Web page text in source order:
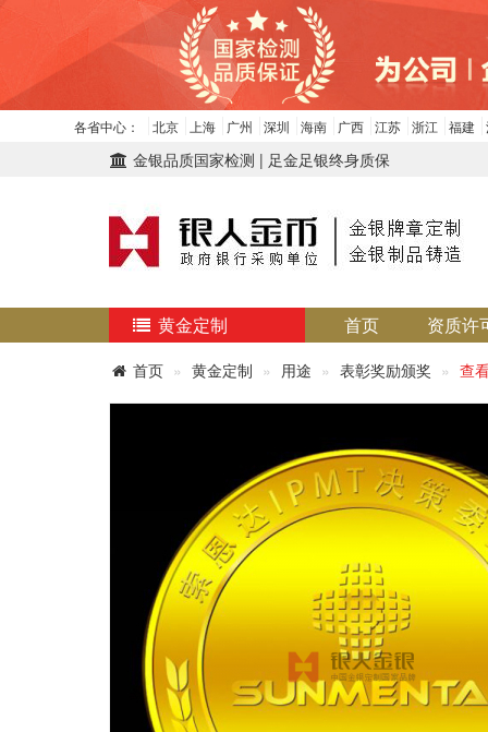
各省中心： 北京 上海 广州 深圳 海南 广西 江苏 浙江 福建
金银品质国家检测 | 足金足银终身质保
黄金定制 首页 资质许
首页 黄金定制 用途 表彰奖励颁奖 查